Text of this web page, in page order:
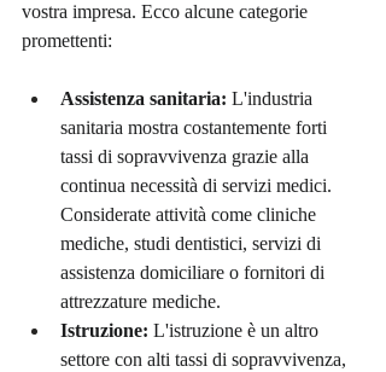
vostra impresa. Ecco alcune categorie
promettenti:
Assistenza sanitaria: L'industria
sanitaria mostra costantemente forti
tassi di sopravvivenza grazie alla
continua necessità di servizi medici.
Considerate attività come cliniche
mediche, studi dentistici, servizi di
assistenza domiciliare o fornitori di
attrezzature mediche.
Istruzione: L'istruzione è un altro
settore con alti tassi di sopravvivenza,